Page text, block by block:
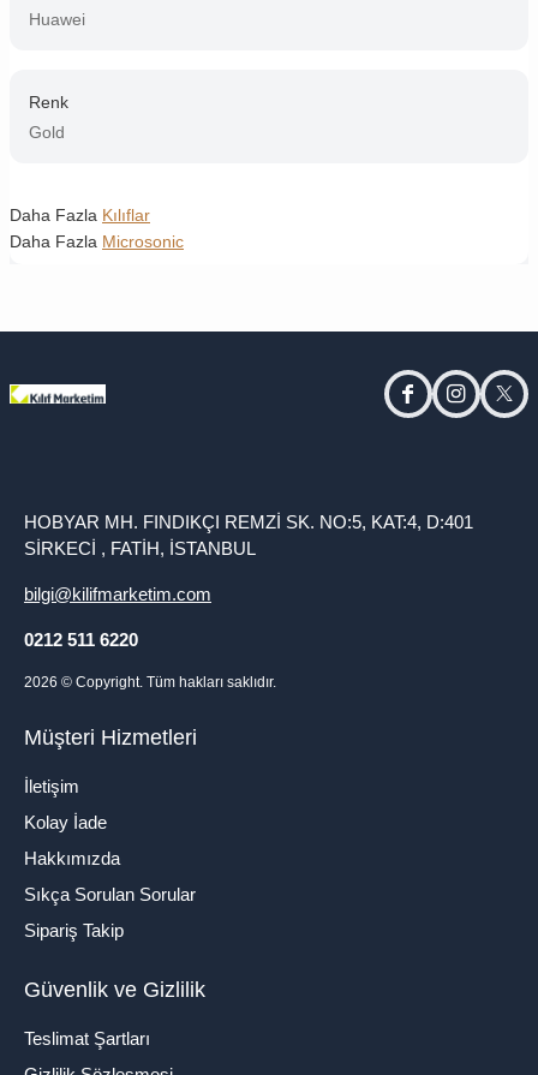
Huawei
Renk
Gold
Daha Fazla Kılıflar
Daha Fazla Microsonic
facebookinstagram
HOBYAR MH. FINDIKÇI REMZİ SK. NO:5, KAT:4, D:401
SİRKECİ , FATİH, İSTANBUL
bilgi@kilifmarketim.com
0212 511 6220
2026 © Copyright. Tüm hakları saklıdır.
Müşteri Hizmetleri
İletişim
Kolay İade
Hakkımızda
Sıkça Sorulan Sorular
Sipariş Takip
Güvenlik ve Gizlilik
Teslimat Şartları